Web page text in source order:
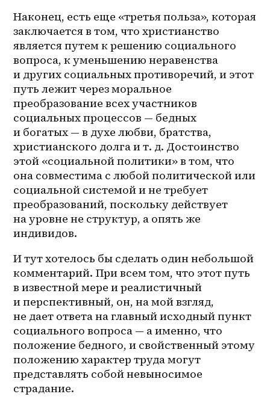
Наконец, есть еще «третья польза», которая
заключается в том, что христианство
является путем к решению социального
вопроса, к уменьшению неравенства
и других социальных противоречий, и этот
путь лежит через моральное
преобразование всех участников
социальных процессов — бедных
и богатых — в духе любви, братства,
христианского долга и т. д. Достоинство
этой «социальной политики» в том, что
она совместима с любой политической или
социальной системой и не требует
преобразований, поскольку действует
на уровне не структур, а опять же
индивидов.
И тут хотелось бы сделать один небольшой
комментарий. При всем том, что этот путь
в известной мере и реалистичный
и перспективный, он, на мой взгляд,
не дает ответа на главный исходный пункт
социального вопроса — а именно, что
положение бедного, и свойственный этому
положению характер труда могут
представлять собой невыносимое
страдание.